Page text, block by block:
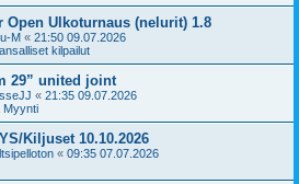
Open Ulkoturnaus (nelurit) 1.8
M « 21:50 09.07.2026
kilpailut
29” united joint
« 21:35 09.07.2026
Myynti
Kiljuset 10.10.2026
« 09:35 07.07.2026